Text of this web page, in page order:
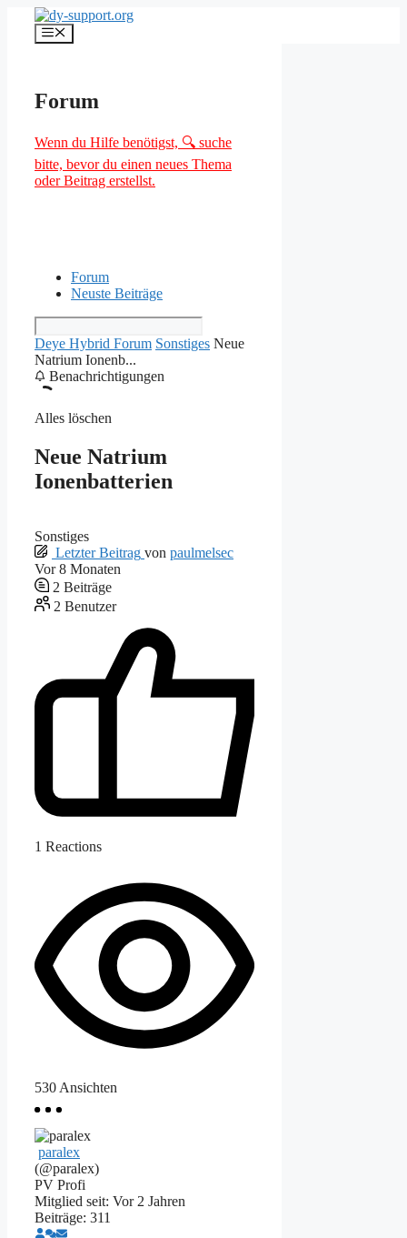
Inhalt
springen
Menü
Forum
Wenn du Hilfe benötigst, 🔍 suche
bitte, bevor du einen neues Thema
oder Beitrag erstellst.
Forum
Neuste Beiträge
Deye Hybrid Forum Sonstiges Neue
Natrium Ionenb...
Benachrichtigungen
Alles löschen
Neue Natrium
Ionenbatterien
Sonstiges
Letzter Beitrag von paulmelsec
Vor 8 Monaten
2 Beiträge
2 Benutzer
1 Reactions
530 Ansichten
paralex
(@paralex)
PV Profi
Mitglied seit: Vor 2 Jahren
Beiträge: 311